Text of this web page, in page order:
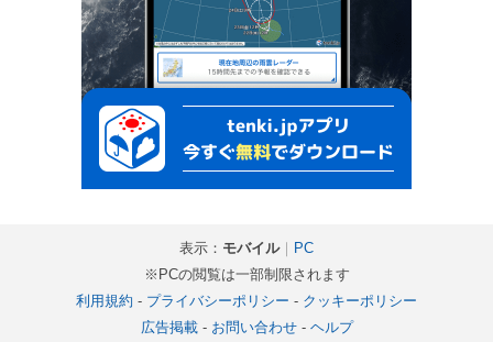
表示： モバイル｜ PC
※PCの閲覧は一部制限されます
利用規約 - プライバシーポリシー - クッキーポリシー
広告掲載- お問い合わせ- ヘルプ